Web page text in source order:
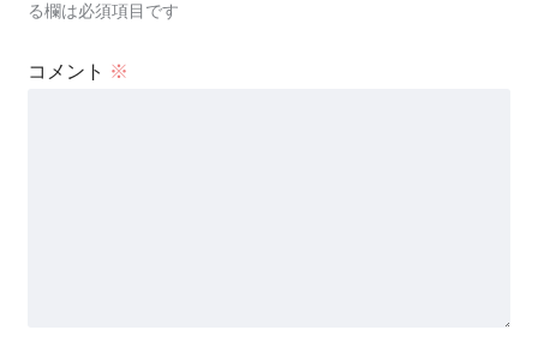
る欄は必須項目です
コメント ※